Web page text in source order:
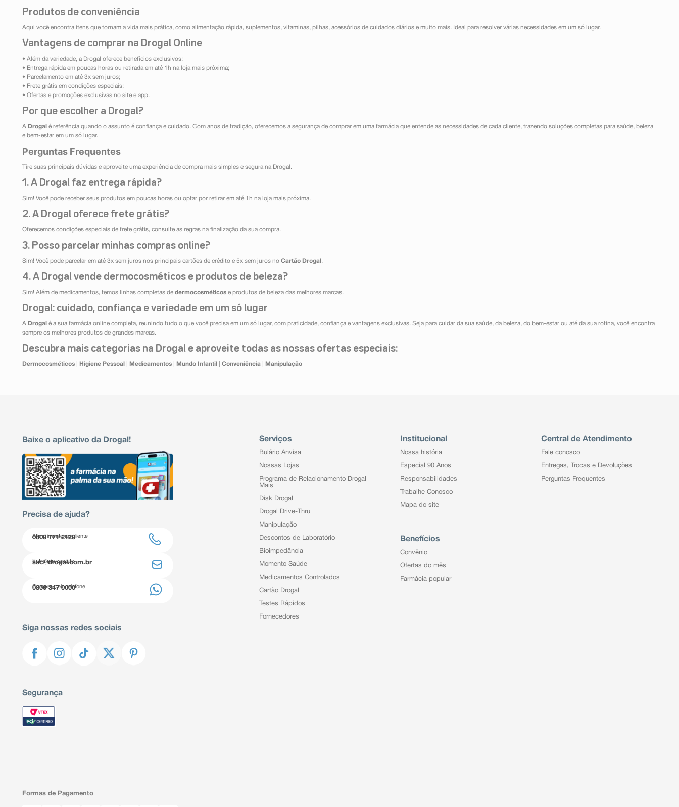
Produtos de conveniência
Aqui você encontra itens que tornam a vida mais prática, como alimentação rápida, suplementos, vitaminas, pilhas, acessórios de cuidados diários e muito mais. Ideal para resolver várias necessidades em um só lugar.
Vantagens de comprar na Drogal Online
• Além da variedade, a Drogal oferece benefícios exclusivos:
• Entrega rápida em poucas horas ou retirada em até 1h na loja mais próxima;
• Parcelamento em até 3x sem juros;
• Frete grátis em condições especiais;
• Ofertas e promoções exclusivas no site e app.
Por que escolher a Drogal?
A Drogal é referência quando o assunto é confiança e cuidado. Com anos de tradição, oferecemos a segurança de comprar em uma farmácia que entende as necessidades de cada cliente, trazendo soluções completas para saúde, beleza
e bem-estar em um só lugar.
Perguntas Frequentes
Tire suas principais dúvidas e aproveite uma experiência de compra mais simples e segura na Drogal.
1. A Drogal faz entrega rápida?
Sim! Você pode receber seus produtos em poucas horas ou optar por retirar em até 1h na loja mais próxima.
2. A Drogal oferece frete grátis?
Oferecemos condições especiais de frete grátis, consulte as regras na finalização da sua compra.
3. Posso parcelar minhas compras online?
Sim! Você pode parcelar em até 3x sem juros nos principais cartões de crédito e 5x sem juros no Cartão Drogal .
4. A Drogal vende dermocosméticos e produtos de beleza?
Sim! Além de medicamentos, temos linhas completas de dermocosméticos e produtos de beleza das melhores marcas.
Drogal: cuidado, confiança e variedade em um só lugar
A Drogal é a sua farmácia online completa, reunindo tudo o que você precisa em um só lugar, com praticidade, confiança e vantagens exclusivas. Seja para cuidar da sua saúde, da beleza, do bem-estar ou até da sua rotina, você encontra
sempre os melhores produtos de grandes marcas.
Descubra mais categorias na Drogal e aproveite todas as nossas ofertas especiais:
Dermocosméticos Higiene Pessoal Medicamentos Mundo Infantil Conveniência Manipulação
Baixe o aplicativo da Drogal!
Precisa de ajuda?
Atendimento ao cliente
0800 771 2120
Entre em contato
sac@drogal.com.br
Compre pelo telefone
0800 347 0000
Siga nossas redes sociais
Segurança
Serviços
Bulário Anvisa
Nossas Lojas
Programa de Relacionamento Drogal
Mais
Disk Drogal
Drogal Drive-Thru
Manipulação
Descontos de Laboratório
Bioimpedância
Momento Saúde
Medicamentos Controlados
Cartão Drogal
Testes Rápidos
Fornecedores
Institucional
Nossa história
Especial 90 Anos
Responsabilidades
Trabalhe Conosco
Mapa do site
Benefícios
Convênio
Ofertas do mês
Farmácia popular
Central de Atendimento
Fale conosco
Entregas, Trocas e Devoluções
Perguntas Frequentes
Formas de Pagamento